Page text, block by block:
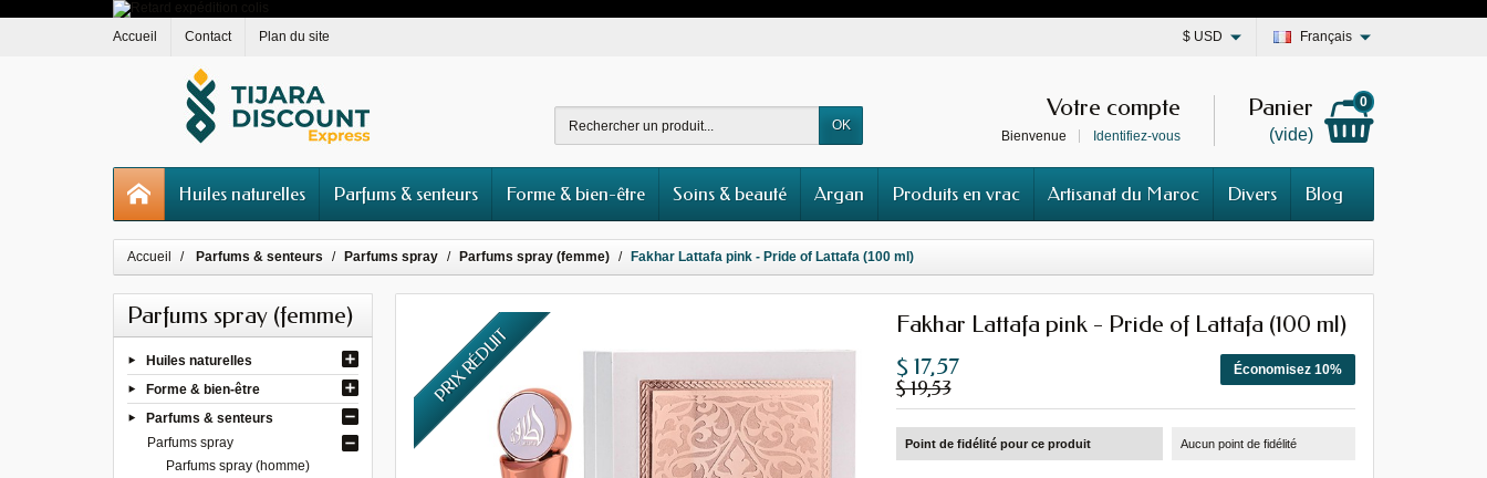
Accueil Contact Plan du site Français
$ USD
OK
Panier
(vide)
0
Votre compte
Bienvenue Identifiez-vous
Huiles naturelles Parfums & senteurs Forme & bien-être Soins & beauté Argan Produits en vrac Artisanat du Maroc Divers Blog
Accueil Parfums & senteurs Parfums spray Parfums spray (femme) Fakhar Lattafa pink - Pride of Lattafa (100 ml)
Parfums spray (femme)
Huiles naturelles
Forme & bien-être
Parfums & senteurs
Parfums spray
Parfums spray (homme)
PRIX RÉDUIT
Fakhar Lattafa pink - Pride of Lattafa (100 ml)
Économisez 10%
$ 17,57
$ 19,53
Point de fidélité pour ce produit Aucun point de fidélité